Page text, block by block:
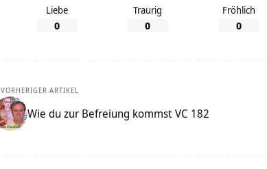
Liebe
0
Traurig
0
Fröhlich
0
VORHERIGER ARTIKEL
Wie du zur Befreiung kommst VC 182